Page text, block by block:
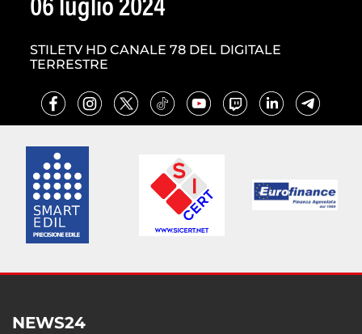
06 luglio 2024
STILETV HD CANALE 78 DEL DIGITALE
TERRESTRE
NEWS24